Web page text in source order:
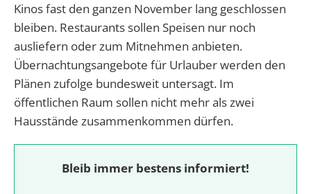
Kinos fast den ganzen November lang geschlossen
bleiben. Restaurants sollen Speisen nur noch
ausliefern oder zum Mitnehmen anbieten.
Übernachtungsangebote für Urlauber werden den
Plänen zufolge bundesweit untersagt. Im
öffentlichen Raum sollen nicht mehr als zwei
Hausstände zusammenkommen dürfen.
Bleib immer bestens informiert!